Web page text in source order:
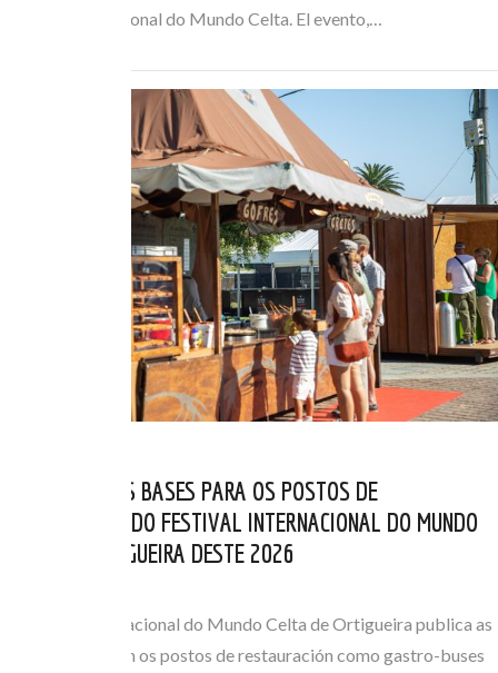
Festival Internacional do Mundo Celta. El evento,…
PUBLICADAS AS BASES PARA OS POSTOS DE
RESTAURACIÓN DO FESTIVAL INTERNACIONAL DO MUNDO
CELTA DE ORTIGUEIRA DESTE 2026
O Festival Internacional do Mundo Celta de Ortigueira publica as
bases que regulan os postos de restauración como gastro-buses